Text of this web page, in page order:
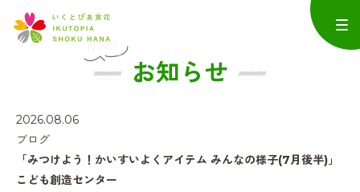
お知らせ
2026.08.06
ブログ
「みつけよう！かいすいよくアイテム みんなの様子(7月後半)」
こども創造センター